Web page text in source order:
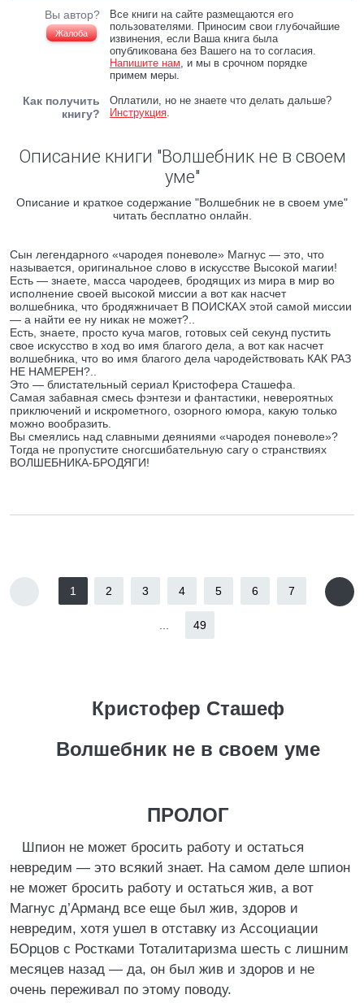
Вы автор?
Жалоба
Все книги на сайте размещаются его
пользователями. Приносим свои глубочайшие
извинения, если Ваша книга была
опубликована без Вашего на то согласия.
Напишите нам, и мы в срочном порядке
примем меры.
Как получить
книгу?
Оплатили, но не знаете что делать дальше?
Инструкция.
Описание книги "Волшебник не в своем
уме"
Описание и краткое содержание "Волшебник не в своем уме"
читать бесплатно онлайн.
Сын легендарного «чародея поневоле» Магнус — это, что
называется, оригинальное слово в искусстве Высокой магии!
Есть — знаете, масса чародеев, бродящих из мира в мир во
исполнение своей высокой миссии а вот как насчет
волшебника, что бродяжничает В ПОИСКАХ этой самой миссии
— а найти ее ну никак не может?..
Есть, знаете, просто куча магов, готовых сей секунд пустить
свое искусство в ход во имя благого дела, а вот как насчет
волшебника, что во имя благого дела чародействовать КАК РАЗ
НЕ НАМЕРЕН?..
Это — блистательный сериал Кристофера Сташефа.
Самая забавная смесь фэнтези и фантастики, невероятных
приключений и искрометного, озорного юмора, какую только
можно вообразить.
Вы смеялись над славными деяниями «чародея поневоле»?
Тогда не пропустите сногсшибательную сагу о странствиях
ВОЛШЕБНИКА-БРОДЯГИ!
1 2 3 4 5 6 7
49
Кристофер Сташеф
Волшебник не в своем уме
ПРОЛОГ
Шпион не может бросить работу и остаться
невредим — это всякий знает. На самом деле шпион
не может бросить работу и остаться жив, а вот
Магнус д’Арманд все еще был жив, здоров и
невредим, хотя ушел в отставку из Ассоциации
БОрцов с Ростками Тоталитаризма шесть с лишним
месяцев назад — да, он был жив и здоров и не
очень переживал по этому поводу.